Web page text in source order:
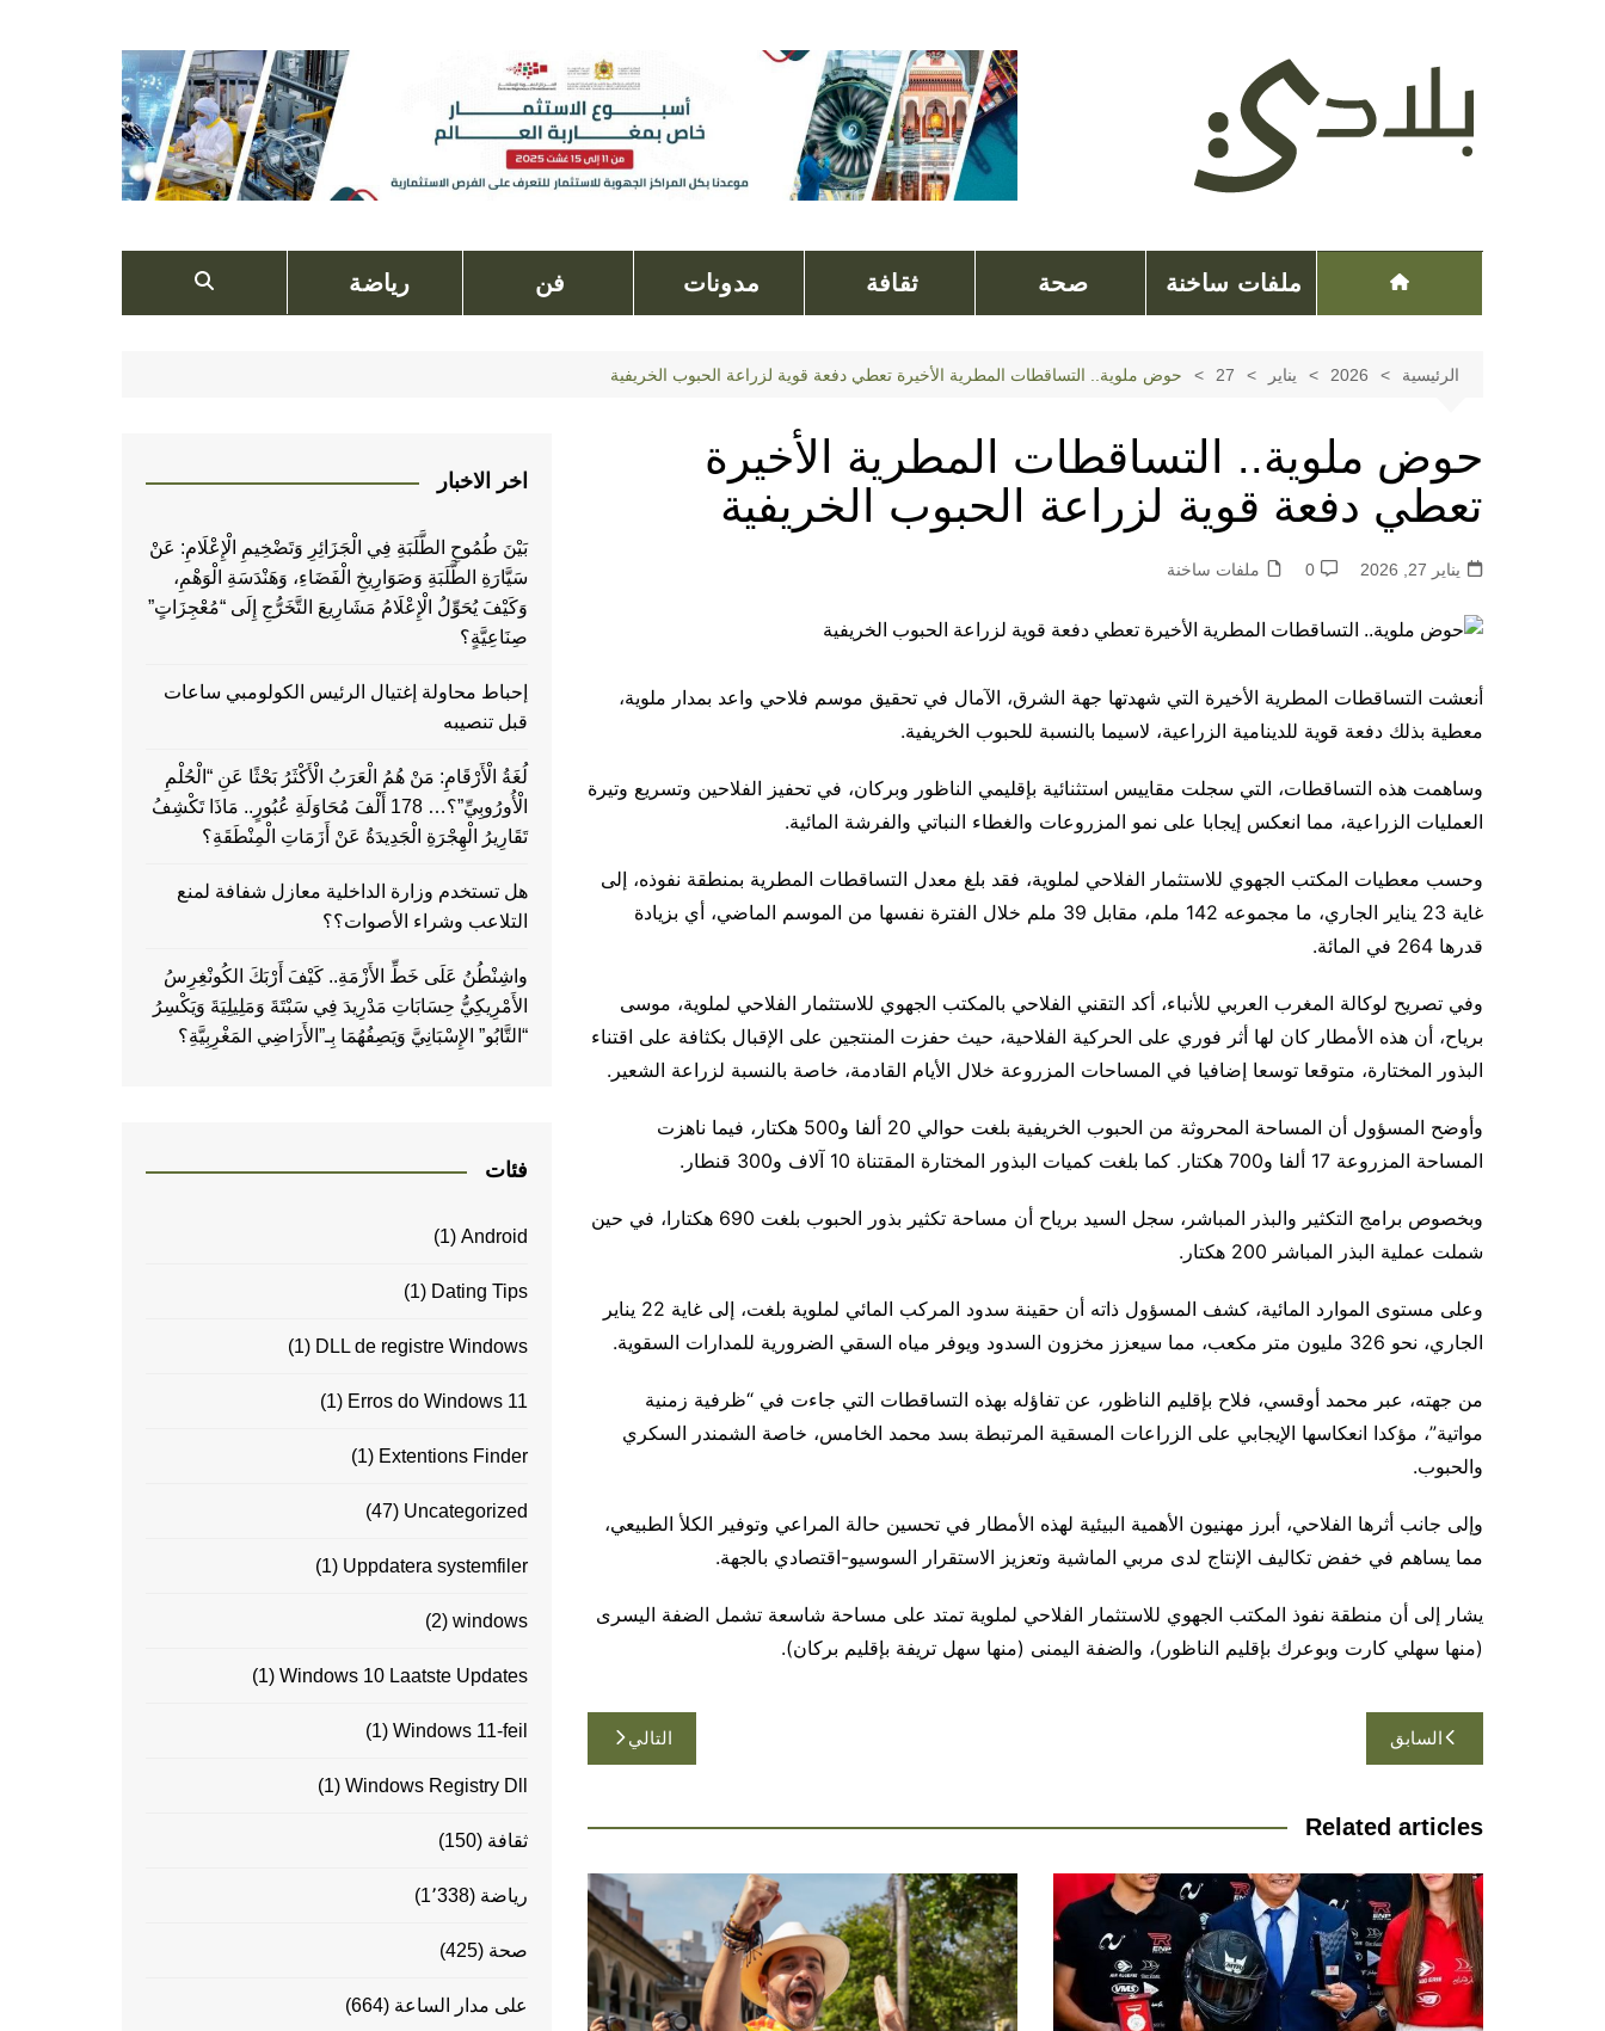
ملفات ساخنة صحة ثقافة مدونات فن رياضة
الرئيسية 2026 يناير 27 حوض ملوية.. التساقطات المطرية الأخيرة تعطي دفعة قوية لزراعة الحبوب الخريفية
حوض ملوية.. التساقطات المطرية الأخيرة
تعطي دفعة قوية لزراعة الحبوب الخريفية
يناير 27, 2026 0 ملفات ساخنة
أنعشت التساقطات المطرية الأخيرة التي شهدتها جهة الشرق، الآمال في تحقيق موسم فلاحي واعد بمدار ملوية،
معطية بذلك دفعة قوية للدينامية الزراعية، لاسيما بالنسبة للحبوب الخريفية.
وساهمت هذه التساقطات، التي سجلت مقاييس استثنائية بإقليمي الناظور وبركان، في تحفيز الفلاحين وتسريع وتيرة
العمليات الزراعية، مما انعكس إيجابا على نمو المزروعات والغطاء النباتي والفرشة المائية.
وحسب معطيات المكتب الجهوي للاستثمار الفلاحي لملوية، فقد بلغ معدل التساقطات المطرية بمنطقة نفوذه، إلى
غاية 23 يناير الجاري، ما مجموعه 142 ملم، مقابل 39 ملم خلال الفترة نفسها من الموسم الماضي، أي بزيادة
قدرها 264 في المائة.
وفي تصريح لوكالة المغرب العربي للأنباء، أكد التقني الفلاحي بالمكتب الجهوي للاستثمار الفلاحي لملوية، موسى
برياح، أن هذه الأمطار كان لها أثر فوري على الحركية الفلاحية، حيث حفزت المنتجين على الإقبال بكثافة على اقتناء
البذور المختارة، متوقعا توسعا إضافيا في المساحات المزروعة خلال الأيام القادمة، خاصة بالنسبة لزراعة الشعير.
وأوضح المسؤول أن المساحة المحروثة من الحبوب الخريفية بلغت حوالي 20 ألفا و500 هكتار، فيما ناهزت
المساحة المزروعة 17 ألفا و700 هكتار. كما بلغت كميات البذور المختارة المقتناة 10 آلاف و300 قنطار.
وبخصوص برامج التكثير والبذر المباشر، سجل السيد برياح أن مساحة تكثير بذور الحبوب بلغت 690 هكتارا، في حين
شملت عملية البذر المباشر 200 هكتار.
وعلى مستوى الموارد المائية، كشف المسؤول ذاته أن حقينة سدود المركب المائي لملوية بلغت، إلى غاية 22 يناير
الجاري، نحو 326 مليون متر مكعب، مما سيعزز مخزون السدود ويوفر مياه السقي الضرورية للمدارات السقوية.
من جهته، عبر محمد أوقسي، فلاح بإقليم الناظور، عن تفاؤله بهذه التساقطات التي جاءت في “ظرفية زمنية
مواتية”، مؤكدا انعكاسها الإيجابي على الزراعات المسقية المرتبطة بسد محمد الخامس، خاصة الشمندر السكري
والحبوب.
وإلى جانب أثرها الفلاحي، أبرز مهنيون الأهمية البيئية لهذه الأمطار في تحسين حالة المراعي وتوفير الكلأ الطبيعي،
مما يساهم في خفض تكاليف الإنتاج لدى مربي الماشية وتعزيز الاستقرار السوسيو-اقتصادي بالجهة.
يشار إلى أن منطقة نفوذ المكتب الجهوي للاستثمار الفلاحي لملوية تمتد على مساحة شاسعة تشمل الضفة اليسرى
(منها سهلي كارت وبوعرك بإقليم الناظور)، والضفة اليمنى (منها سهل تريفة بإقليم بركان).
تصفّح
المقالات
السابق التالي
Related articles
اخر الاخبار
بَيْنَ طُمُوحِ الطَّلَبَةِ فِي الْجَزَائِرِ وَتَضْخِيمِ الْإِعْلَامِ: عَنْ
سَيَّارَةِ الطَّلَبَةِ وَصَوَارِيخِ الْفَضَاءِ، وَهَنْدَسَةِ الْوَهْمِ،
وَكَيْفَ يُحَوِّلُ الْإِعْلَامُ مَشَارِيعَ التَّخَرُّجِ إِلَى “مُعْجِزَاتٍ”
صِنَاعِيَّةٍ؟
إحباط محاولة إغتيال الرئيس الكولومبي ساعات
قبل تنصيبه
لُغَةُ الْأَرْقَامِ: مَنْ هُمُ الْعَرَبُ الْأَكْثَرُ بَحْثًا عَنِ “الْحُلْمِ
الْأُورُوبِيِّ”؟… 178 أَلْفَ مُحَاوَلَةِ عُبُورٍ.. مَاذَا تَكْشِفُ
تَقَارِيرُ الْهِجْرَةِ الْجَدِيدَةُ عَنْ أَزَمَاتِ الْمِنْطَقَةِ؟
هل تستخدم وزارة الداخلية معازل شفافة لمنع
التلاعب وشراء الأصوات؟؟
واشِنْطُنُ عَلَى خَطِّ الأَزْمَةِ.. كَيْفَ أَرْبَكَ الكُونْغِرِسُ
الأَمْرِيكِيُّ حِسَابَاتِ مَدْرِيدَ فِي سَبْتَةَ وَمَلِيلِيَةَ وَيَكْسِرُ
“التَّابُو” الإِسْبَانِيَّ وَيَصِفُهُمَا بِـ”الأَرَاضِي المَغْرِبِيَّةِ؟
فئات
Android
(1)
Dating Tips
(1)
DLL de registre Windows
(1)
Erros do Windows 11
(1)
Extentions Finder
(1)
Uncategorized
(47)
Uppdatera systemfiler
(1)
windows
(2)
Windows 10 Laatste Updates
(1)
Windows 11-feil
(1)
Windows Registry Dll
(1)
ثقافة (150)
رياضة (1٬338)
صحة (425)
على مدار الساعة (664)